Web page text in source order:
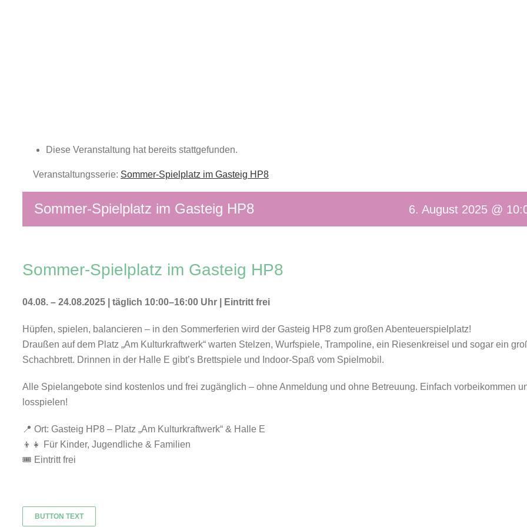
Diese Veranstaltung hat bereits stattgefunden.
Veranstaltungsserie: Sommer-Spielplatz im Gasteig HP8
Sommer-Spielplatz im Gasteig HP8 6. August 2025 @
Sommer-Spielplatz im Gasteig HP8
04.08. – 24.08.2025 | täglich 10:00–16:00 Uhr | Eintritt frei
Hüpfen, spielen, balancieren – in den Sommerferien wird der Gasteig HP8 zum großen Abenteuerspielplatz!
Draußen auf dem Platz „Am Kulturkraftwerk“ warten Stelzen, Wurfspiele, Trampoline, ein Riesenkreisel und sogar ein
Schachbrett. Drinnen in der Halle E gibt’s Brettspiele und Indoor-Spaß vom Spielmobil.
Alle Spielangebote sind kostenlos und frei zugänglich – ohne Anmeldung und ohne Betreuung. Einfach vorbeikommen
losspielen!
📍 Ort: Gasteig HP8 – Platz „Am Kulturkraftwerk“ & Halle E
👦👧 Für Kinder, Jugendliche & Familien
🎟️ Eintritt frei
BUTTON TEXT